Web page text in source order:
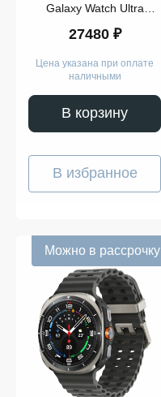
Galaxy Watch Ultra
27480 ₽
Цена указана при оплате
наличными
В корзину
В избранное
Можно в рассрочку